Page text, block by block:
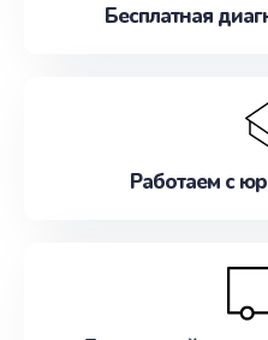
Бесплатная
Работаем с